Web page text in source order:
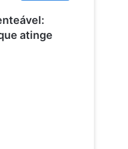
atinge